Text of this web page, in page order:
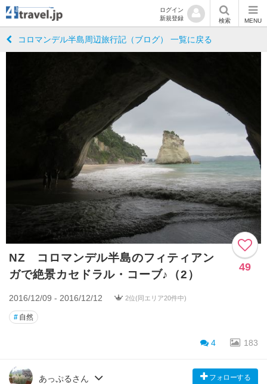
ログイン
新規登録
検索 MENU
コロマンデル半島周辺旅行記（ブログ） 一覧に戻る
NZ コロマンデル半島のフィティアン
ガで絶景カセドラル・コーブ♪（2）
49
2016/12/09 - 2016/12/12 2位(同エリア20件中)
# 自然
4 183
あっぷるさん フォローする